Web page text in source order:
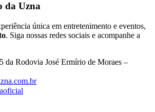
da Uzna
única em entretenimento e eventos,
. Siga nossas redes sociais e acompanhe a
da Rodovia José Ermírio de Moraes –